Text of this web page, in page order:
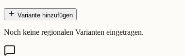
Variante hinzufügen
Noch keine regionalen Varianten eingetragen.